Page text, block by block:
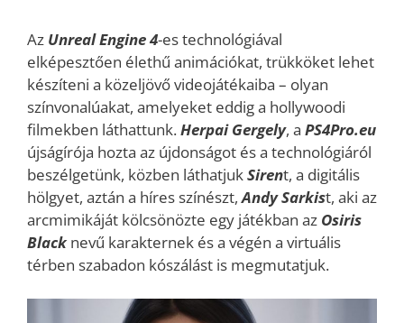
Az Unreal Engine 4-es technológiával
elképesztően élethű animációkat, trükköket lehet
készíteni a közeljövő videojátékaiba – olyan
színvonalúakat, amelyeket eddig a hollywoodi
filmekben láthattunk.Herpai Gergely, a PS4Pro.eu
újságírója hozta az újdonságot és a technológiáról
beszélgetünk, közben láthatjukSirent, a digitális
hölgyet, aztán a híres színészt,Andy Sarkist, aki az
arcmimikáját kölcsönözte egy játékban az Osiris
Blacknevű karakternek és a végén a virtuális
térben szabadon kószálást is megmutatjuk.